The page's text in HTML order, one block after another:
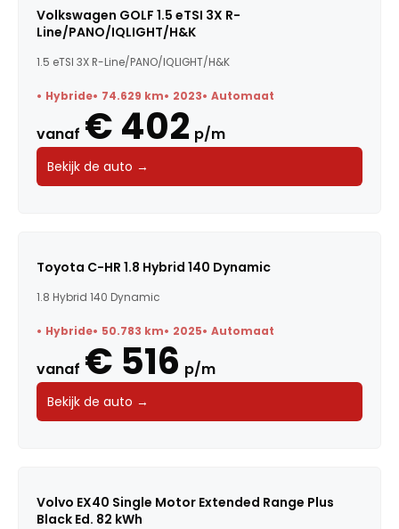
Kleur
Voertuigsoort
Energielabel
Volkswagen GOLF 1.5 eTSI 3X R-
Line/PANO/IQLIGHT/H&K
1.5 eTSI 3X R-Line/PANO/IQLIGHT/H&K
Hybride 74.629 km 2023 Automaat
vanaf € 402 p/m
Bekijk de auto →
Toyota C-HR 1.8 Hybrid 140 Dynamic
1.8 Hybrid 140 Dynamic
Hybride 50.783 km 2025 Automaat
vanaf € 516 p/m
Bekijk de auto →
Volvo EX40 Single Motor Extended Range Plus
Black Ed. 82 kWh